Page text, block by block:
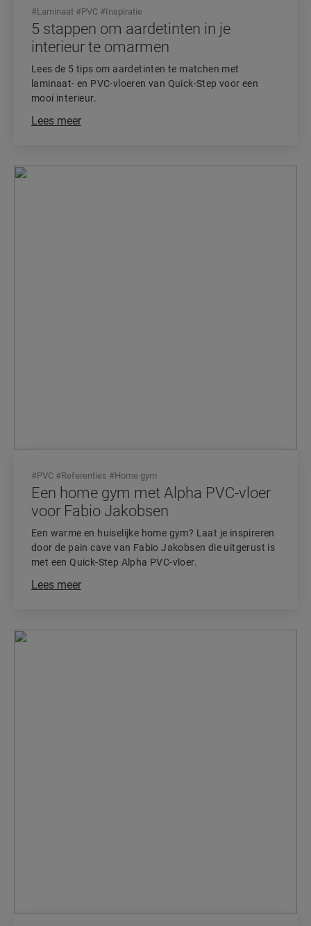
5 stappen om aardetinten in je
interieur te omarmen
Lees de 5 tips om aardetinten te matchen met
laminaat- en PVC-vloeren van Quick-Step voor een
mooi interieur.
Lees meer
#Laminaat #PVC #Inspiratie
Een home gym met Alpha PVC-vloer
voor Fabio Jakobsen
Een warme en huiselijke home gym? Laat je inspireren
door de pain cave van Fabio Jakobsen die uitgerust is
met een Quick-Step Alpha PVC-vloer.
Lees meer
#PVC #Referenties #Home gym